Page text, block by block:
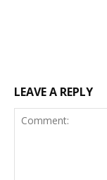
LEAVE A REPLY